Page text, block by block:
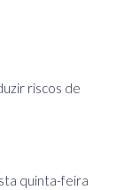
riscos de
quinta-feira